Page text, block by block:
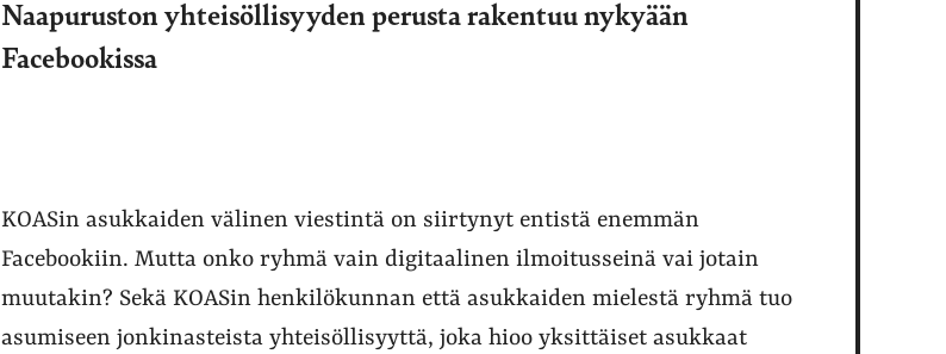
Naapuruston yhteisöllisyyden perusta rakentuu nykyään
Facebookissa
KOASin asukkaiden välinen viestintä on siirtynyt entistä enemmän
Facebookiin. Mutta onko ryhmä vain digitaalinen ilmoitusseinä vai jotain
muutakin? Sekä KOASin henkilökunnan että asukkaiden mielestä ryhmä tuo
asumiseen jonkinasteista yhteisöllisyyttä, joka hioo yksittäiset asukkaat